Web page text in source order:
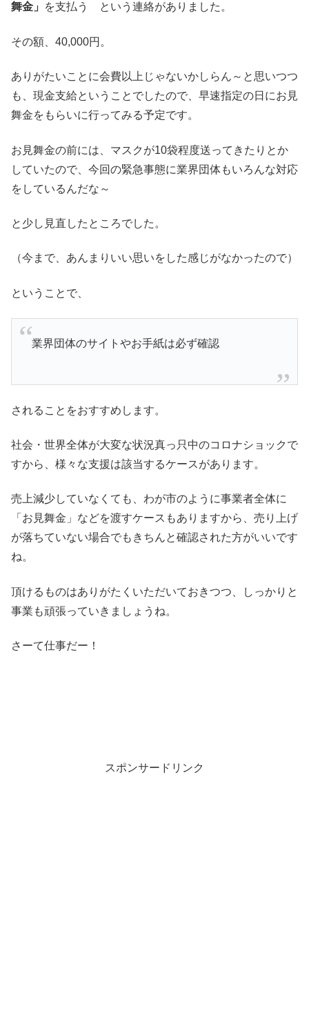
舞金」
を支払う という連絡がありました。
その額、40,000円。
ありがたいことに会費以上じゃないかしらん～と思いつつ
も、現金支給ということでしたので、早速指定の日にお見
舞金をもらいに行ってみる予定です。
お見舞金の前には、マスクが10袋程度送ってきたりとか
していたので、今回の緊急事態に業界団体もいろんな対応
をしているんだな～
と少し見直したところでした。
（今まで、あんまりいい思いをした感じがなかったので）
ということで、
業界団体のサイトやお手紙は必ず確認
されることをおすすめします。
社会・世界全体が大変な状況真っ只中のコロナショックで
すから、様々な支援は該当するケースがあります。
売上減少していなくても、わが市のように事業者全体に
「お見舞金」などを渡すケースもありますから、売り上げ
が落ちていない場合でもきちんと確認された方がいいです
ね。
頂けるものはありがたくいただいておきつつ、しっかりと
事業も頑張っていきましょうね。
さーて仕事だー！
スポンサードリンク